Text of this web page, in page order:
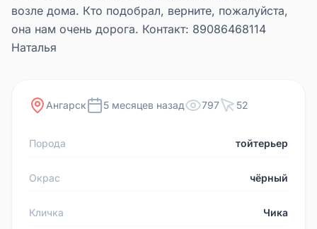
возле дома. Кто подобрал, верните, пожалуйста,
она нам очень дорога. Контакт: 89086468114
Наталья
Ангарск 5 месяцев назад 797 52
Порода тойтерьер
Окрас чёрный
Кличка Чика